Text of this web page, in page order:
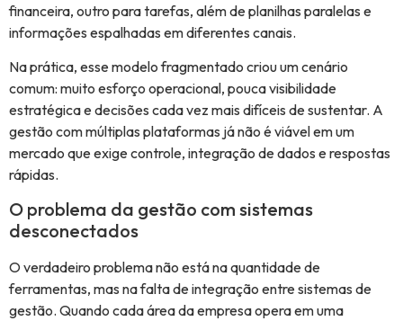
financeira, outro para tarefas, além de planilhas paralelas e
informações espalhadas em diferentes canais.
Na prática, esse modelo fragmentado criou um cenário
comum: muito esforço operacional, pouca visibilidade
estratégica e decisões cada vez mais difíceis de sustentar. A
gestão com múltiplas plataformas já não é viável em um
mercado que exige controle, integração de dados e respostas
rápidas.
O problema da gestão com sistemas
desconectados
O verdadeiro problema não está na quantidade de
ferramentas, mas na falta de integração entre sistemas de
gestão. Quando cada área da empresa opera em uma